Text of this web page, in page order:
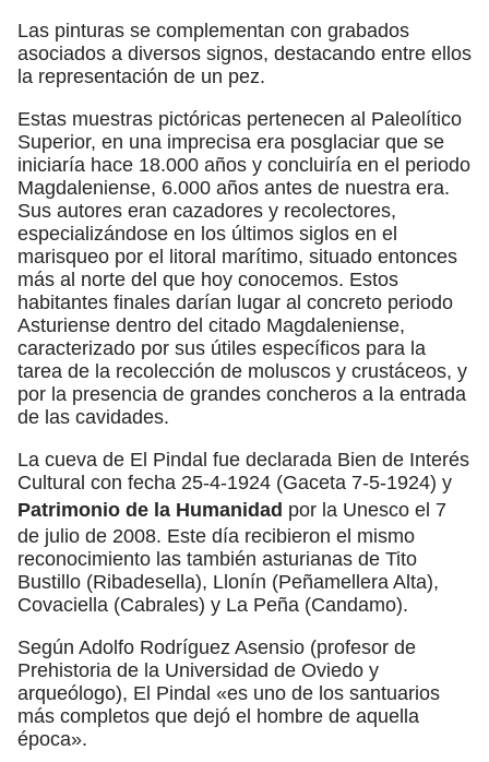
Las pinturas se complementan con grabados
asociados a diversos signos, destacando entre ellos
la representación de un pez.
Estas muestras pictóricas pertenecen al Paleolítico
Superior, en una imprecisa era posglaciar que se
iniciaría hace 18.000 años y concluiría en el periodo
Magdaleniense, 6.000 años antes de nuestra era.
Sus autores eran cazadores y recolectores,
especializándose en los últimos siglos en el
marisqueo por el litoral marítimo, situado entonces
más al norte del que hoy conocemos. Estos
habitantes finales darían lugar al concreto periodo
Asturiense dentro del citado Magdaleniense,
caracterizado por sus útiles específicos para la
tarea de la recolección de moluscos y crustáceos, y
por la presencia de grandes concheros a la entrada
de las cavidades.
La cueva de El Pindal fue declarada Bien de Interés
Cultural con fecha 25-4-1924 (Gaceta 7-5-1924) y
Patrimonio de la Humanidad por la Unesco el 7
de julio de 2008. Este día recibieron el mismo
reconocimiento las también asturianas de Tito
Bustillo (Ribadesella), Llonín (Peñamellera Alta),
Covaciella (Cabrales) y La Peña (Candamo).
Según Adolfo Rodríguez Asensio (profesor de
Prehistoria de la Universidad de Oviedo y
arqueólogo), El Pindal «es uno de los santuarios
más completos que dejó el hombre de aquella
época».